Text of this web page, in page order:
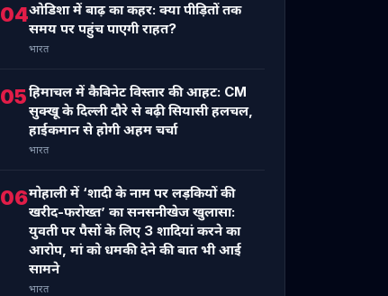
04ओडिशा में बाढ़ का कहर: क्या पीड़ितों तक
समय पर पहुंच पाएगी राहत?
भारत
05हिमाचल में कैबिनेट विस्तार की आहट: CM
सुक्खू के दिल्ली दौरे से बढ़ी सियासी हलचल,
हाईकमान से होगी अहम चर्चा
भारत
06मोहाली में ‘शादी के नाम पर लड़कियों की
खरीद-फरोख्त’ का सनसनीखेज खुलासा:
युवती पर पैसों के लिए 3 शादियां करने का
आरोप, मां को धमकी देने की बात भी आई
सामने
भारत